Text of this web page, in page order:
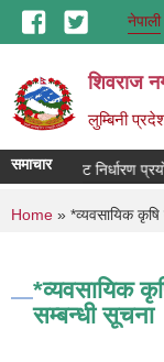
Skip to main contentनेपाली
शिवराज
लुम्बिनी
समाचार
। दर रेट निर्धारण
You are
Home » *व्यवसायिक कृषि
*व्यवसायिक
सम्बन्धी